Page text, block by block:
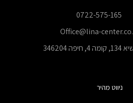
0722-575-165
Office@lina-
346204
ניווט מהיר